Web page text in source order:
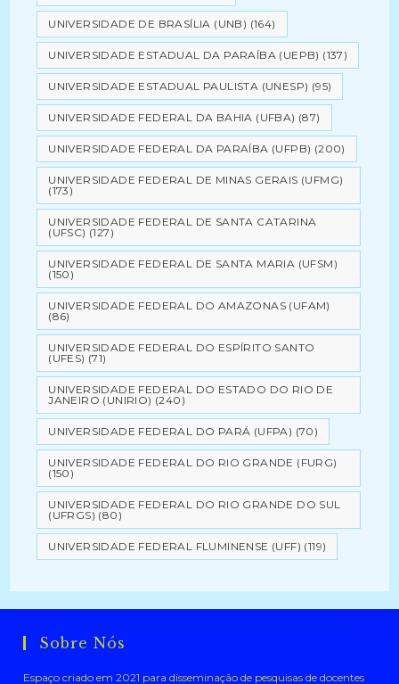
UNIVERSIDADE DE BRASÍLIA (UNB) (164)
UNIVERSIDADE ESTADUAL DA PARAÍBA (UEPB) (137)
UNIVERSIDADE ESTADUAL PAULISTA (UNESP) (95)
UNIVERSIDADE FEDERAL DA BAHIA (UFBA) (87)
UNIVERSIDADE FEDERAL DA PARAÍBA (UFPB) (200)
UNIVERSIDADE FEDERAL DE MINAS GERAIS (UFMG)
(173)
UNIVERSIDADE FEDERAL DE SANTA CATARINA
(UFSC) (127)
UNIVERSIDADE FEDERAL DE SANTA MARIA (UFSM)
(150)
UNIVERSIDADE FEDERAL DO AMAZONAS (UFAM)
(86)
UNIVERSIDADE FEDERAL DO ESPÍRITO SANTO
(UFES) (71)
UNIVERSIDADE FEDERAL DO ESTADO DO RIO DE
JANEIRO (UNIRIO) (240)
UNIVERSIDADE FEDERAL DO PARÁ (UFPA) (70)
UNIVERSIDADE FEDERAL DO RIO GRANDE (FURG)
(150)
UNIVERSIDADE FEDERAL DO RIO GRANDE DO SUL
(UFRGS) (80)
UNIVERSIDADE FEDERAL FLUMINENSE (UFF) (119)
Sobre Nós
Espaço criado em 2021 para disseminação de pesquisas de docentes